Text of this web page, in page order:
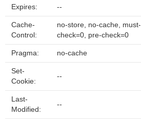
Expires: --
Cache-
Control:
no-store, no-cache,
check=0, pre-check=0
Pragma: no-cache
Set-
Cookie:
--
Last-
Modified:
--